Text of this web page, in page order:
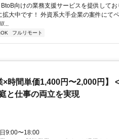
向けの業務支援サービスを提供してお
大中です！ 外資系大手企業の案件にて
...
フルリモート
×時間単価1,400円〜2,000円】
と仕事の両立を実現
9:00〜18:00